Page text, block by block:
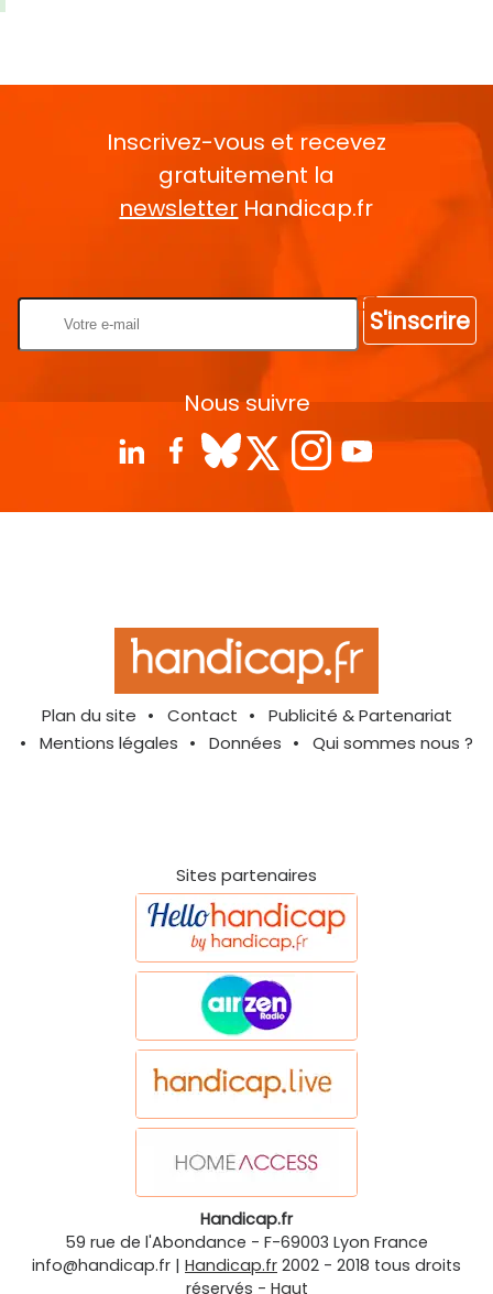
Inscrivez-vous et recevez
gratuitement la
newsletter Handicap.fr
S'inscrire
Nous suivre
Plan du site Contact
Publicité & Partenariat
Mentions légales
Données Qui sommes nous ?
Sites partenaires
Handicap.fr
59 rue de l'Abondance - F-69003 Lyon France
info@handicap.fr | Handicap.fr 2002 - 2018 tous droits
réservés - Haut